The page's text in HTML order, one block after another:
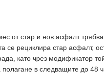
от стар и нов асфалт
се рециклира стар асфалт,
като чрез модификатор
полагане в следващите до 48